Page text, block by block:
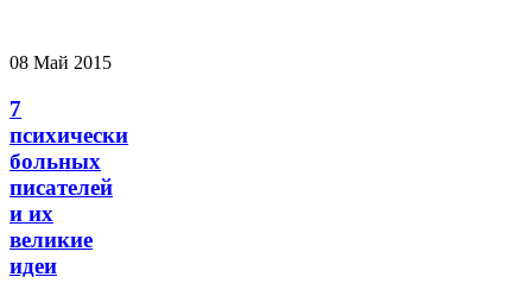
08 Май 2015
7
психически
больных
писателей
и их
великие
идеи